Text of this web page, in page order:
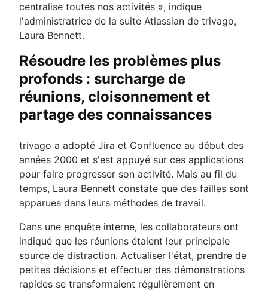
centralise toutes nos activités », indique
l'administratrice de la suite Atlassian de trivago,
Laura Bennett.
Résoudre les problèmes plus
profonds : surcharge de
réunions, cloisonnement et
partage des connaissances
trivago a adopté Jira et Confluence au début des
années 2000 et s'est appuyé sur ces applications
pour faire progresser son activité. Mais au fil du
temps, Laura Bennett constate que des failles sont
apparues dans leurs méthodes de travail.
Dans une enquête interne, les collaborateurs ont
indiqué que les réunions étaient leur principale
source de distraction. Actualiser l'état, prendre de
petites décisions et effectuer des démonstrations
rapides se transformaient régulièrement en